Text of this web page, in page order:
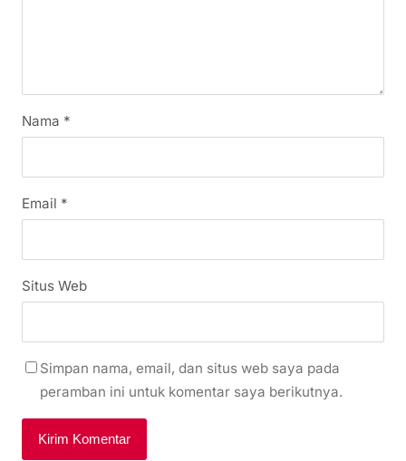
Nama *
Email *
Situs Web
Simpan nama, email, dan situs web saya pada
peramban ini untuk komentar saya berikutnya.